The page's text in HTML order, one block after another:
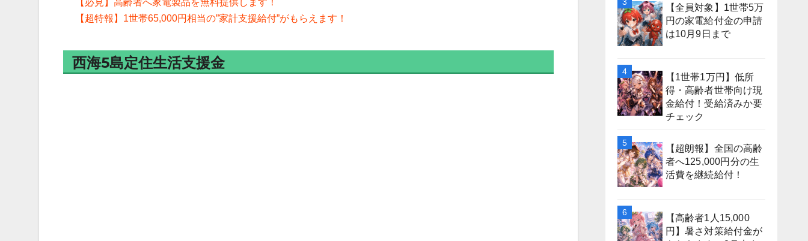
【必見】高齢者へ家電製品を無料提供します！
【超特報】1世帯65,000円相当の”家計支援給付”がもらえます！
西海5島定住生活支援金
【全員対象】1世帯5万
円の家電給付金の申請
は10月9日まで
【1世帯1万円】低所
得・高齢者世帯向け現
金給付！受給済みか要
チェック
【超朗報】全国の高齢
者へ125,000円分の生
活費を継続給付！
【高齢者1人15,000
円】暑さ対策給付金が